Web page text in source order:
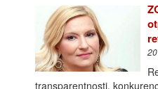
transparentnosti,